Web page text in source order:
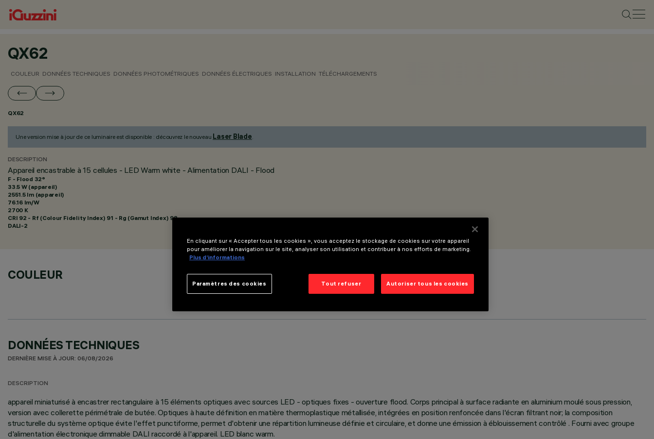
QX62
COULEUR DONNÉES TECHNIQUES DONNÉES PHOTOMÉTRIQUES DONNÉES ÉLECTRIQUES INSTALLATION TÉLÉCHARGEMENTS
QX62
Une version mise à jour de ce luminaire est disponible : découvrez le nouveau Laser Blade.
DESCRIPTION
Appareil encastrable à 15 cellules - LED Warm white - Alimentation DALI - Flood
F - Flood 32°
33.5 W (appareil)
2551.5 lm (appareil)
76.16 lm/W
2700 K
CRI 92 - Rf (Colour Fidelity Index) 91 - Rg (Gamut Index) 98
DALI-2
COULEUR
DONNÉES TECHNIQUES
DERNIÈRE MISE À JOUR: 06/08/2026
DESCRIPTION
appareil miniaturisé à encastrer rectangulaire à 15 éléments optiques avec sources LED - optiques fixes - ouverture flood. Corps principal à surface radiante en aluminium moulé sous pression,
version avec collerette périmétrale de butée. Optiques à haute définition en matière thermoplastique métallisée, intégrées en position renfoncée dans l'écran filtrant noir; la composition
structurelle du système optique évite l'effet punctiforme, permet d'obtenir une répartition lumineuse définie et circulaire, et donne une émission à éblouissement contrôlé . Fourni avec groupe
d'alimentation électronique dimmable DALI raccordé à l'appareil. LED blanc warm.
En cliquant sur « Accepter tous les cookies », vous acceptez le stockage de cookies sur votre appareil
pour améliorer la navigation sur le site, analyser son utilisation et contribuer à nos efforts de marketing.
Plus d’informations
Tout refuser Autoriser tous les cookies
Paramètres des cookies